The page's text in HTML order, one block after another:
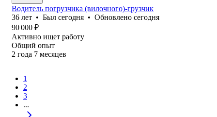
Водитель погрузчика (вилочного)-грузчик
36 лет • Был сегодня • Обновлено сегодня
90 000 ₽
Активно ищет работу
Общий опыт
2 года 7 месяцев
1
2
3
...